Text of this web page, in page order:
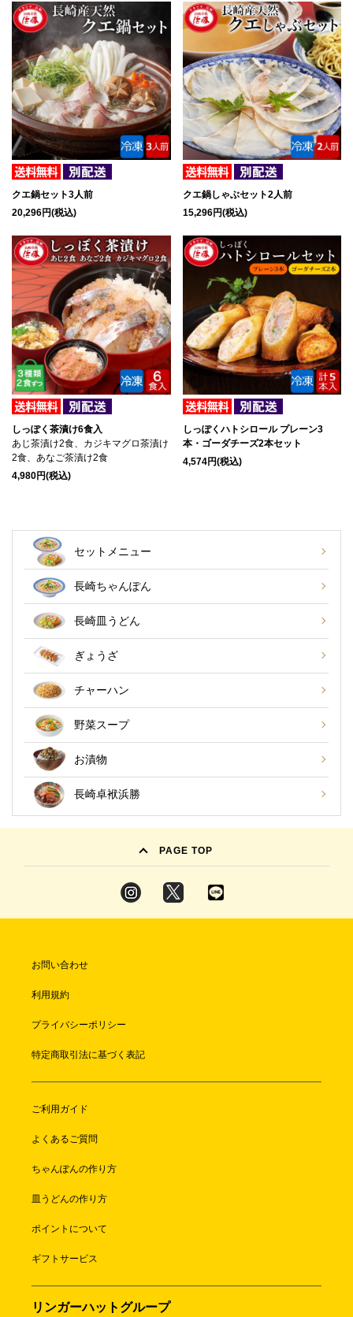
クエ鍋セット3人前
20,296円(税込)
クエ鍋しゃぶセット2人前
15,296円(税込)
しっぽく茶漬け6食入
あじ茶漬け2食、カジキマグロ茶漬け
2食、あなご茶漬け2食
4,980円(税込)
しっぽくハトシロール プレーン3
本・ゴーダチーズ2本セット
4,574円(税込)
セットメニュー
長崎ちゃんぽん
長崎皿うどん
ぎょうざ
チャーハン
野菜スープ
お漬物
長崎卓袱浜勝
PAGE TOP
お問い合わせ
利用規約
プライバシーポリシー
特定商取引法に基づく表記
ご利用ガイド
よくあるご質問
ちゃんぽんの作り方
皿うどんの作り方
ポイントについて
ギフトサービス
リンガーハットグループ